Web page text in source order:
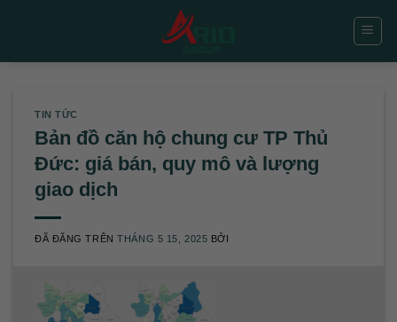
TIN TỨC
Bản đồ căn hộ chung cư TP Thủ
Đức: giá bán, quy mô và lượng
giao dịch
ĐÃ ĐĂNG TRÊNTHÁNG 5 15, 2025 BỞI